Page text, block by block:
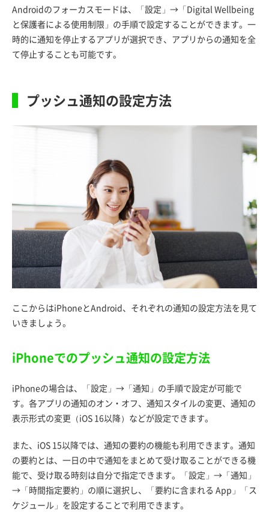
Androidのフォーカスモードは、「設定」→「Digital Wellbeing
と保護者による使用制限」の手順で設定することができます。一
時的に通知を停止するアプリが選択でき、アプリからの通知を全
て停止することも可能です。
プッシュ通知の設定方法
ここからはiPhoneとAndroid、それぞれの通知の設定方法を見て
いきましょう。
iPhoneでのプッシュ通知の設定方法
iPhoneの場合は、「設定」→「通知」の手順で設定が可能で
す。各アプリの通知のオン・オフ、通知スタイルの変更、通知の
表示形式の変更（iOS 16以降）などが設定できます。
また、iOS 15以降では、通知の要約の機能も利用できます。通知
の要約とは、一日の中で通知をまとめて受け取ることができる機
能で、受け取る時刻は自分で指定できます。「設定」→「通知」
→「時間指定要約」の順に選択し、「要約に含まれる App」「ス
ケジュール」を設定することで利用できます。